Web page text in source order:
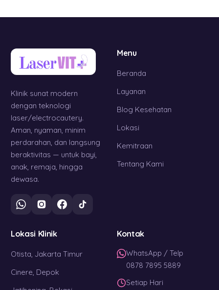
Klinik sunat modern
dengan teknologi
laser/electrocautery.
Aman, nyaman, minim
perdarahan, dan langsung
beraktivitas — untuk bayi,
anak, remaja, hingga
dewasa.
Menu
Beranda
Layanan
Blog Kesehatan
Lokasi
Kemitraan
Tentang Kami
Lokasi Klinik
Otista, Jakarta Timur
Cinere, Depok
Kontak
WhatsApp / Telp
0878 7895 5889
Setiap Hari